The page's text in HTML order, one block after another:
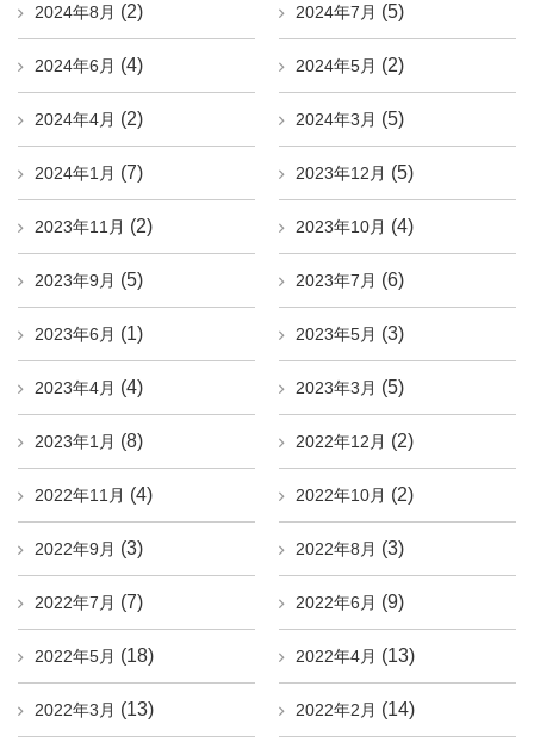
2024年8月 (2) 2024年7月 (5)
2024年6月 (4) 2024年5月 (2)
2024年4月 (2) 2024年3月 (5)
2024年1月 (7) 2023年12月 (5)
2023年11月 (2) 2023年10月 (4)
2023年9月 (5) 2023年7月 (6)
2023年6月 (1) 2023年5月 (3)
2023年4月 (4) 2023年3月 (5)
2023年1月 (8) 2022年12月 (2)
2022年11月 (4) 2022年10月 (2)
2022年9月 (3) 2022年8月 (3)
2022年7月 (7) 2022年6月 (9)
2022年5月 (18) 2022年4月 (13)
2022年3月 (13) 2022年2月 (14)